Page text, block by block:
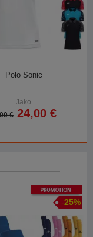
Polo Sonic
Jako
€ 24,00 €
Promotion
-25%